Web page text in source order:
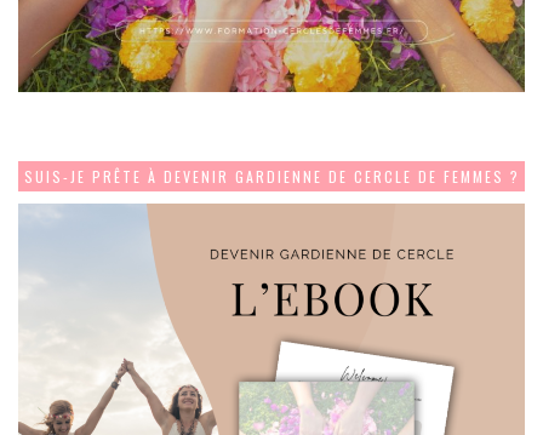
SUIS-JE PRÊTE À DEVENIR GARDIENNE DE CERCLE DE FEMMES ?